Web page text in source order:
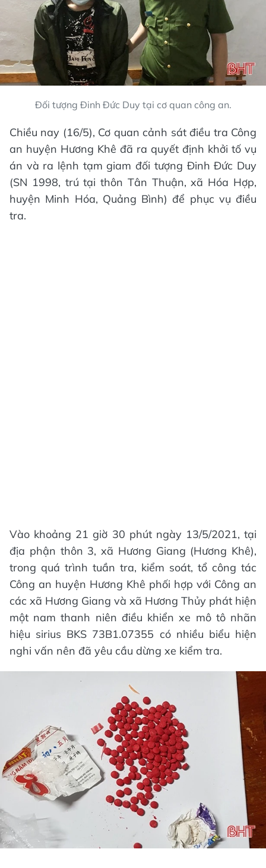
Đối tượng Đinh Đức Duy tại cơ quan công an.
Chiều nay (16/5), Cơ quan cảnh sát điều tra Công
an huyện Hương Khê đã ra quyết định khởi tố vụ
án và ra lệnh tạm giam đối tượng Đinh Đức Duy
(SN 1998, trú tại thôn Tân Thuận, xã Hóa Hợp,
huyện Minh Hóa, Quảng Bình) để phục vụ điều
tra.
Vào khoảng 21 giờ 30 phút ngày 13/5/2021, tại
địa phận thôn 3, xã Hương Giang (Hương Khê),
trong quá trình tuần tra, kiểm soát, tổ công tác
Công an huyện Hương Khê phối hợp với Công an
các xã Hương Giang và xã Hương Thủy phát hiện
một nam thanh niên điều khiển xe mô tô nhãn
hiệu sirius BKS 73B1.07355 có nhiều biểu hiện
nghi vấn nên đã yêu cầu dừng xe kiểm tra.